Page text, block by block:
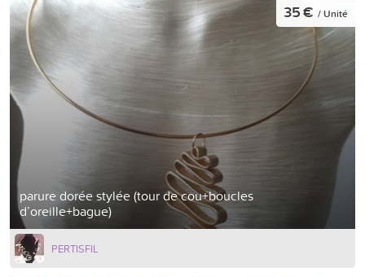
parure dorée stylée (tour de cou+boucles
d’oreille+bague)
35 € / Unité
PERTISFIL